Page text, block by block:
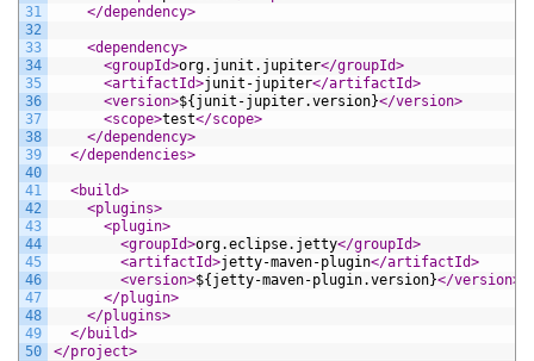
31
32
33
34
35
36
37
38
39
40
41
42
43
44
45
46
47
48
49
50
</dependency>
<dependency>
<groupId>org.junit.jupiter</groupId>
<artifactId>junit-jupiter</artifactId>
<version>${junit-jupiter.version}</version>
<scope>test</scope>
</dependency>
</dependencies>
<build>
<plugins>
<plugin>
<groupId>org.eclipse.jetty</groupId>
<artifactId>jetty-maven-plugin</artifactId>
<version>${jetty-maven-plugin.version}</version>
</plugin>
</plugins>
</build>
</project>